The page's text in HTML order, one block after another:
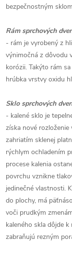
bezpečnostným
Rám sprchových
- rám je vyrobený z
výnimočná z dôvodu
korózii. Takýto rám
hrúbka vrstvy oxidu
Sklo sprchových
- kalené sklo je
získa nové
zahriatím sklenej
rýchlym ochladením
procese kalenia
povrchu vznikne
jedinečné vlastnosti.
do plochy, má
voči prudkým
kaleného skla dôjde
zabraňujú rezným